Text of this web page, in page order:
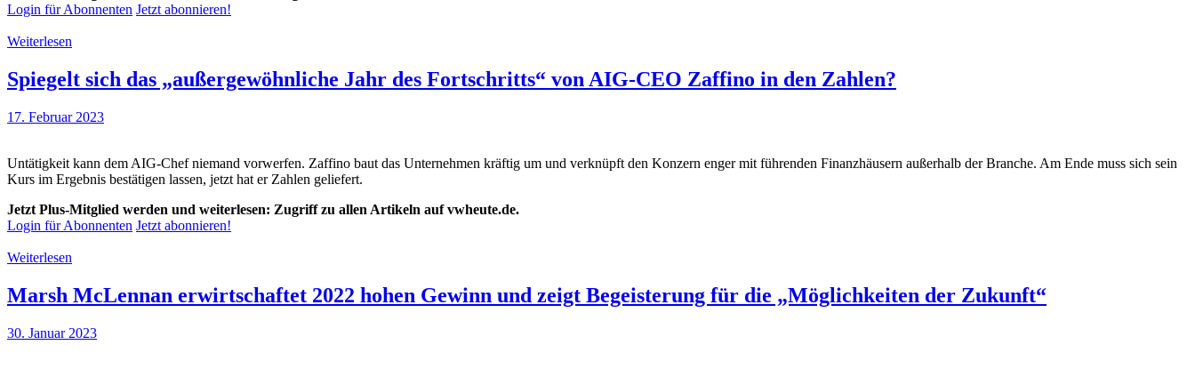
Login für Abonnenten Jetzt abonnieren!
Weiterlesen
Spiegelt sich das „außergewöhnliche Jahr des Fortschritts“ von AIG-CEO Zaffino in den Zahlen?
17. Februar 2023
Untätigkeit kann dem AIG-Chef niemand vorwerfen. Zaffino baut das Unternehmen kräftig um und verknüpft den Konzern enger mit führenden Finanzhäusern außerhalb der Branche. Am Ende muss sich sein
Kurs im Ergebnis bestätigen lassen, jetzt hat er Zahlen geliefert.
Jetzt Plus-Mitglied werden und weiterlesen: Zugriff zu allen Artikeln auf vwheute.de.
Login für Abonnenten Jetzt abonnieren!
Weiterlesen
Marsh McLennan erwirtschaftet 2022 hohen Gewinn und zeigt Begeisterung für die „Möglichkeiten der Zukunft“
30. Januar 2023